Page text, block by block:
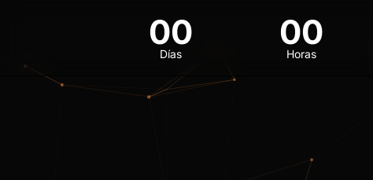
00
Días
00
Horas